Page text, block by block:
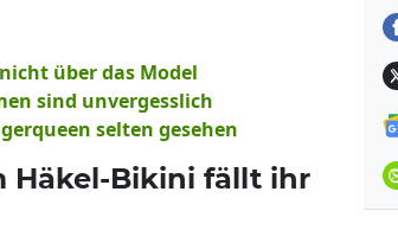
über das Model
sind unvergesslich
selten gesehen
Häkel-Bikini fällt ihr